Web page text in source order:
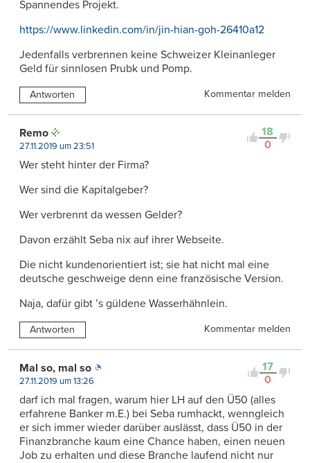
Spannendes Projekt.
https://www.linkedin.com/in/jin-hian-goh-26410a12
Jedenfalls verbrennen keine Schweizer Kleinanleger
Geld für sinnlosen Prubk und Pomp.
Antworten Kommentar melden
18
0
Remo
27.11.2019 um 23:51
Wer steht hinter der Firma?
Wer sind die Kapitalgeber?
Wer verbrennt da wessen Gelder?
Davon erzählt Seba nix auf ihrer Webseite.
Die nicht kundenorientiert ist; sie hat nicht mal eine
deutsche geschweige denn eine französische Version.
Naja, dafür gibt ’s güldene Wasserhähnlein.
Antworten Kommentar melden
17
0
Mal so, mal so
27.11.2019 um 13:26
darf ich mal fragen, warum hier LH auf den Ü50 (alles
erfahrene Banker m.E.) bei Seba rumhackt, wenngleich
er sich immer wieder darüber auslässt, dass Ü50 in der
Finanzbranche kaum eine Chance haben, einen neuen
Job zu erhalten und diese Branche laufend nicht nur